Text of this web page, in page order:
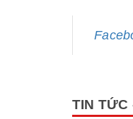
TIN TỨC